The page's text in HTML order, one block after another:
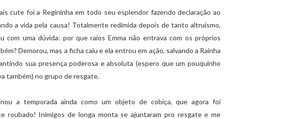
cute foi a Regininha em todo seu esplendor fazendo declaração ao
a vida pela causa! Totalmente redimida depois de tanto altruísmo,
com uma dúvida: por que raios Emma não entrava com os próprios
Demorou, mas a ficha caiu e ela entrou em ação, salvando a Rainha
sua presença poderosa e absoluta (espero que um pouquinho
também) no grupo de resgate.
a temporada ainda como um objeto de cobiça, que agora foi
roubado! Inimigos de longa monta se ajuntaram pro resgate e me